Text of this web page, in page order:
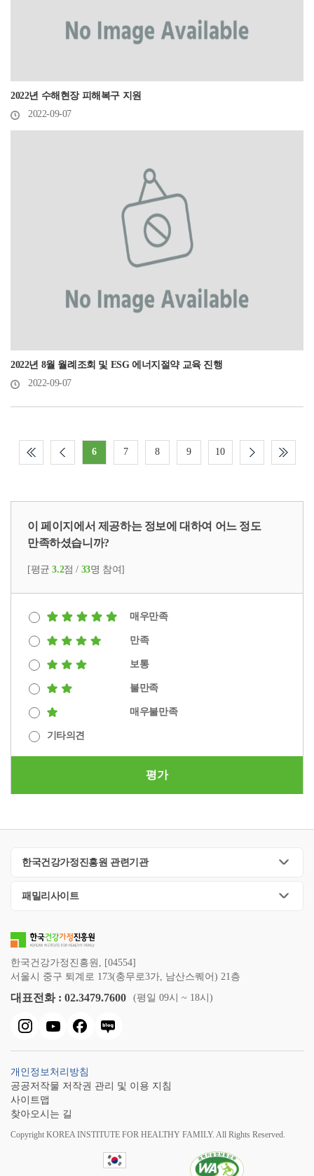
2022년 수해현장 피해복구 지원
2022-09-07
2022년 8월 월례조회 및 ESG 에너지절약 교육 진행
2022-09-07
6 7 8 9 10
이 페이지에서 제공하는 정보에 대하여 어느 정도
만족하셨습니까?
[평균3.2점 / 33명 참여]
매우만족
만족
보통
불만족
매우불만족
기타의견
평가
한국건강가정진흥원 관련기관
패밀리사이트
한국건강가정진흥원, [04554]
서울시 중구 퇴계로 173(충무로3가, 남산스퀘어) 21층
대표전화 : 02.3479.7600 (평일 09시 ~ 18시)
개인정보처리방침
공공저작물 저작권 관리 및 이용 지침
사이트맵
찾아오시는 길
Copyright KOREA INSTITUTE FOR HEALTHY FAMILY. All Rights Reserved.